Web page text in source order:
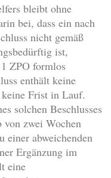
bleibt ohne
bei, dass ein nach
nicht gemäß
ist,
ZPO formlos
enthält keine
Frist in Lauf.
solchen Beschlusses
von zwei Wochen
einer abweichenden
Ergänzung im
eine